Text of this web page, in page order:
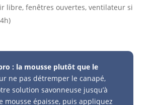
libre, fenêtres ouvertes, ventilateur si
: la mousse plutôt que le
ne pas détremper le canapé,
solution savonneuse jusqu’à
mousse épaisse, puis appliquez